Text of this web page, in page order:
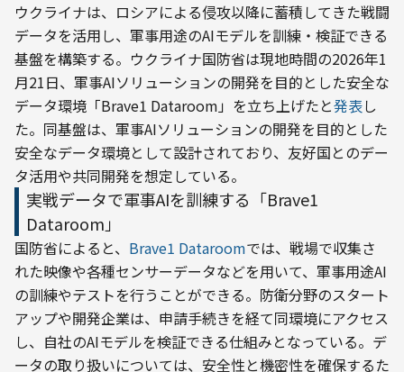
ウクライナは、ロシアによる侵攻以降に蓄積してきた戦闘
データを活用し、軍事用途のAIモデルを訓練・検証できる
基盤を構築する。ウクライナ国防省は現地時間の2026年1
月21日、軍事AIソリューションの開発を目的とした安全な
データ環境「Brave1 Dataroom」を立ち上げたと発表し
た。同基盤は、軍事AIソリューションの開発を目的とした
安全なデータ環境として設計されており、友好国とのデー
タ活用や共同開発を想定している。
実戦データで軍事AIを訓練する「Brave1
Dataroom」
国防省によると、 Brave1 Dataroomでは、戦場で収集さ
れた映像や各種センサーデータなどを用いて、軍事用途AI
の訓練やテストを行うことができる。防衛分野のスタート
アップや開発企業は、申請手続きを経て同環境にアクセス
し、自社のAIモデルを検証できる仕組みとなっている。デ
ータの取り扱いについては、安全性と機密性を確保するた